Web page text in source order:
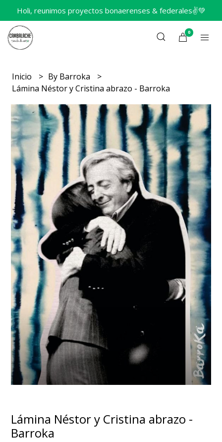
Holi, reunimos proyectos bonaerenses & federales✌️💚
0
Inicio
By Barroka
Lámina Néstor y Cristina abrazo - Barroka
Lámina Néstor y Cristina abrazo -
Barroka